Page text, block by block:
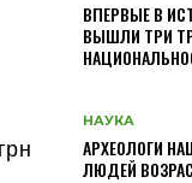
ВПЕРВЫЕ В
ВЫШЛИ ТРИ
НАУКА
АРХЕОЛОГИ
ЛЮДЕЙ